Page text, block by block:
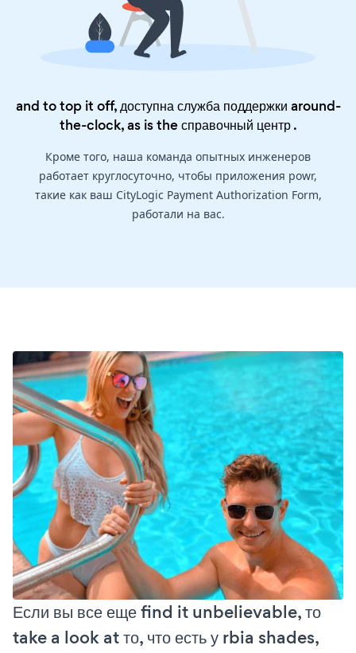
and to top it off, доступна служба поддержки around-
the-clock, as is theсправочный центр.
Кроме того, наша команда опытных инженеров
работает круглосуточно, чтобы приложения powr,
такие как ваш CityLogic Payment Authorization Form,
работали на вас.
Если вы все еще find it unbelievable, то
take a look at то, что есть у rbia shades,